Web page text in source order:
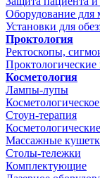
Оборудование для
Установки для
Проктология
Ректоскопы,
Косметология
Лампы-лупы
Стоун-терапия
Массажные
Столы-тележки
Комплектующие